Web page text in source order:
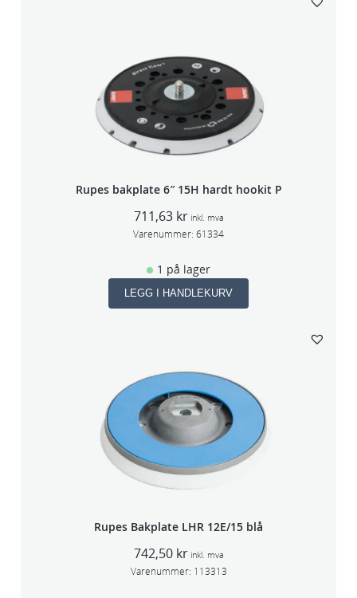
Rupes bakplate 6″ 15H hardt hookit P
711,63 kr inkl. mva
Varenummer: 61334
1 på lager
LEGG I HANDLEKURV
Rupes Bakplate LHR 12E/15 blå
742,50 kr inkl. mva
Varenummer: 113313